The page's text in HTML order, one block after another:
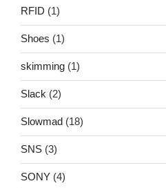
RFID (1)
Shoes (1)
skimming (1)
Slack (2)
Slowmad (18)
SNS (3)
SONY (4)